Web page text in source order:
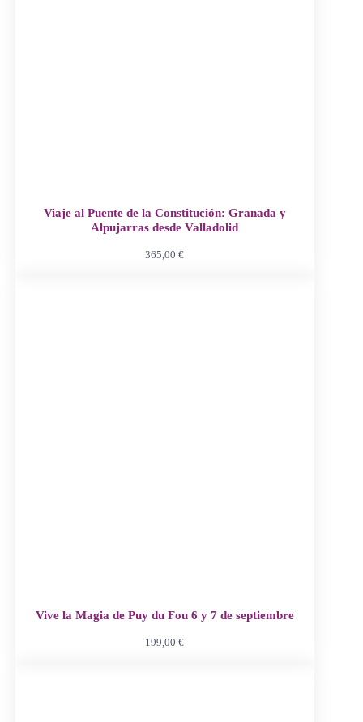
Viaje al Puente de la Constitución: Granada y
Alpujarras desde Valladolid
365,00€
Vive la Magia de Puy du Fou 6 y 7 de septiembre
199,00€